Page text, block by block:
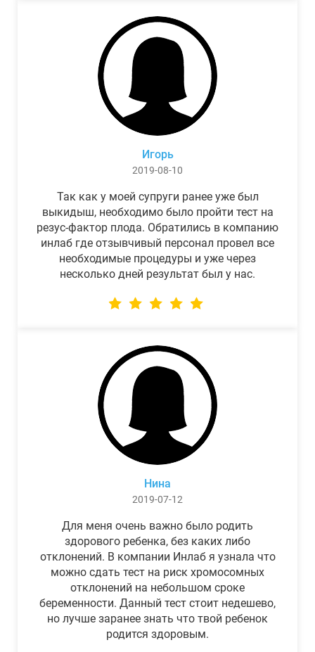
Игорь
2019-08-10
Так как у моей супруги ранее уже был
выкидыш, необходимо было пройти тест на
резус-фактор плода. Обратились в компанию
инлаб где отзывчивый персонал провел все
необходимые процедуры и уже через
несколько дней результат был у нас.
Нина
2019-07-12
Для меня очень важно было родить
здорового ребенка, без каких либо
отклонений. В компании Инлаб я узнала что
можно сдать тест на риск хромосомных
отклонений на небольшом сроке
беременности. Данный тест стоит недешево,
но лучше заранее знать что твой ребенок
родится здоровым.